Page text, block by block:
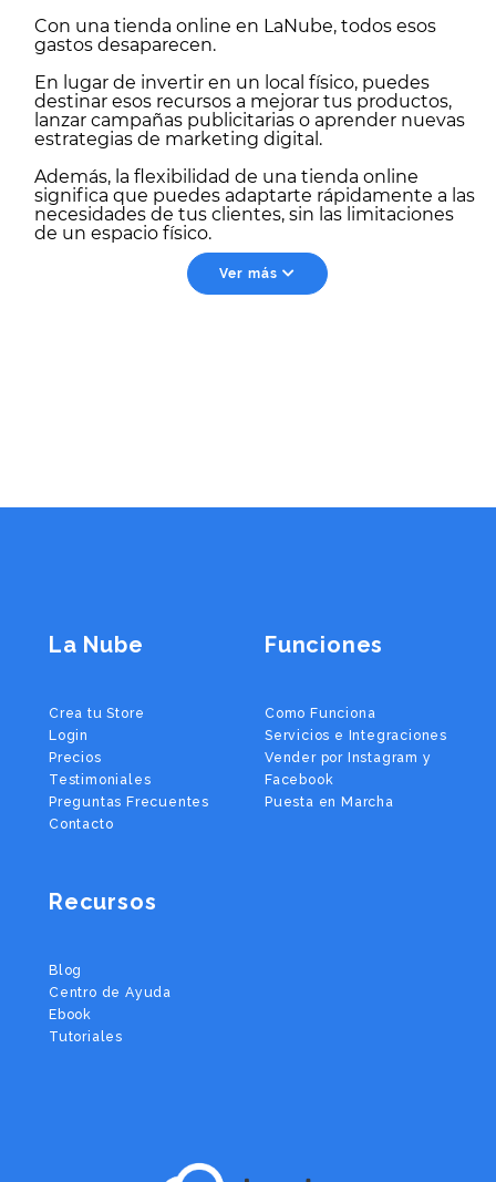
Con una tienda online en LaNube, todos esos
gastos desaparecen.
En lugar de invertir en un local físico, puedes
destinar esos recursos a mejorar tus productos,
lanzar campañas publicitarias o aprender nuevas
estrategias de marketing digital.
Además, la flexibilidad de una tienda online
significa que puedes adaptarte rápidamente a las
necesidades de tus clientes, sin las limitaciones
de un espacio físico.
Ver más
La Nube
Crea tu Store
Login
Precios
Testimoniales
Preguntas Frecuentes
Contacto
Funciones
Como Funciona
Servicios e Integraciones
Vender por Instagram y
Facebook
Puesta en Marcha
Recursos
Blog
Centro de Ayuda
Ebook
Tutoriales